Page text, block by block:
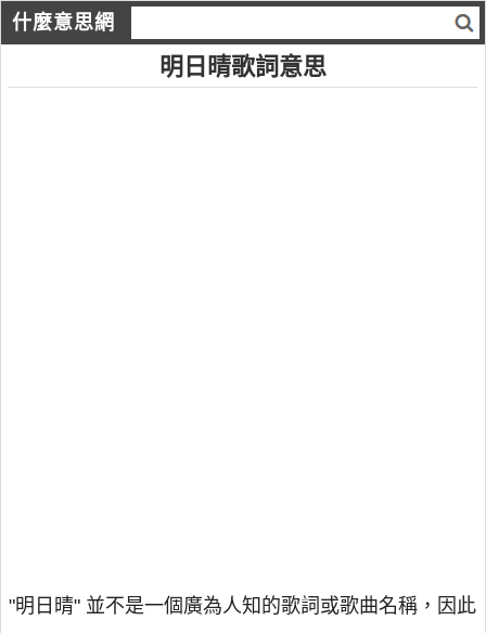
什麼意思網
明日晴歌詞意思
"明日晴" 並不是一個廣為人知的歌詞或歌曲名稱，因此